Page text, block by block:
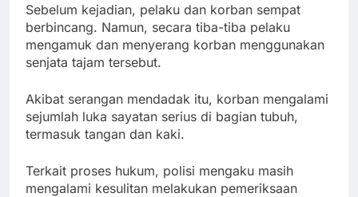
Sebelum kejadian, pelaku dan korban sempat
berbincang. Namun, secara tiba-tiba pelaku
mengamuk dan menyerang korban menggunakan
senjata tajam tersebut.
Akibat serangan mendadak itu, korban mengalami
sejumlah luka sayatan serius di bagian tubuh,
termasuk tangan dan kaki.
Terkait proses hukum, polisi mengaku masih
mengalami kesulitan melakukan pemeriksaan